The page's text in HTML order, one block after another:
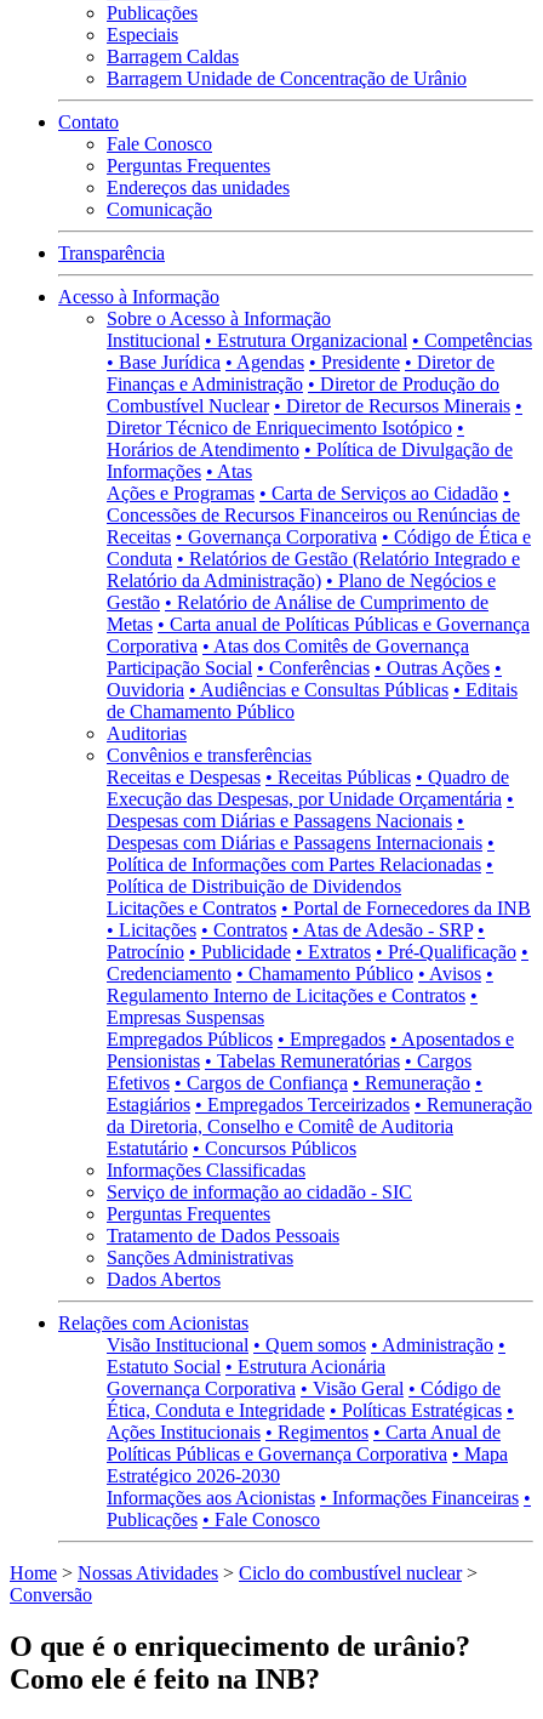
Publicações
Especiais
Barragem Caldas
Barragem Unidade de Concentração de Urânio
Contato
Fale Conosco
Perguntas Frequentes
Endereços das unidades
Comunicação
Transparência
Acesso à Informação
Sobre o Acesso à Informação
Institucional • Estrutura Organizacional • Competências
• Base Jurídica • Agendas • Presidente • Diretor de
Finanças e Administração • Diretor de Produção do
Combustível Nuclear • Diretor de Recursos Minerais •
Diretor Técnico de Enriquecimento Isotópico •
Horários de Atendimento • Política de Divulgação de
Informações • Atas
Ações e Programas • Carta de Serviços ao Cidadão •
Concessões de Recursos Financeiros ou Renúncias de
Receitas • Governança Corporativa • Código de Ética e
Conduta • Relatórios de Gestão (Relatório Integrado e
Relatório da Administração) • Plano de Negócios e
Gestão • Relatório de Análise de Cumprimento de
Metas • Carta anual de Políticas Públicas e Governança
Corporativa • Atas dos Comitês de Governança
Participação Social • Conferências • Outras Ações •
Ouvidoria • Audiências e Consultas Públicas • Editais
de Chamamento Público
Auditorias
Convênios e transferências
Receitas e Despesas • Receitas Públicas • Quadro de
Execução das Despesas, por Unidade Orçamentária •
Despesas com Diárias e Passagens Nacionais •
Despesas com Diárias e Passagens Internacionais •
Política de Informações com Partes Relacionadas •
Política de Distribuição de Dividendos
Licitações e Contratos • Portal de Fornecedores da INB
• Licitações • Contratos • Atas de Adesão - SRP •
Patrocínio • Publicidade • Extratos • Pré-Qualificação •
Credenciamento • Chamamento Público • Avisos •
Regulamento Interno de Licitações e Contratos •
Empresas Suspensas
Empregados Públicos • Empregados • Aposentados e
Pensionistas • Tabelas Remuneratórias • Cargos
Efetivos • Cargos de Confiança • Remuneração •
Estagiários • Empregados Terceirizados • Remuneração
da Diretoria, Conselho e Comitê de Auditoria
Estatutário • Concursos Públicos
Informações Classificadas
Serviço de informação ao cidadão - SIC
Perguntas Frequentes
Tratamento de Dados Pessoais
Sanções Administrativas
Dados Abertos
Relações com Acionistas
Visão Institucional • Quem somos • Administração •
Estatuto Social • Estrutura Acionária
Governança Corporativa • Visão Geral • Código de
Ética, Conduta e Integridade • Políticas Estratégicas •
Ações Institucionais • Regimentos • Carta Anual de
Políticas Públicas e Governança Corporativa • Mapa
Estratégico 2026-2030
Informações aos Acionistas • Informações Financeiras •
Publicações • Fale Conosco
Home > Nossas Atividades > Ciclo do combustível nuclear>
Conversão
O que é o enriquecimento de urânio?
Como ele é feito na INB?